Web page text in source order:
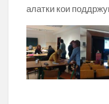
алатки кои